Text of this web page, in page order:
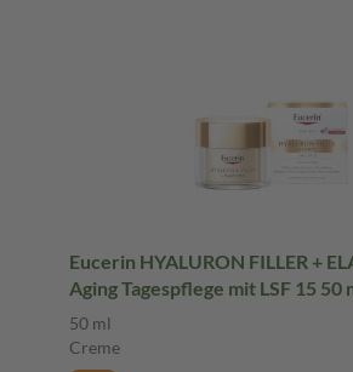
Eucerin HYALURON FILLER +
Aging Tagespflege mit LSF 15 50
50 ml
Creme